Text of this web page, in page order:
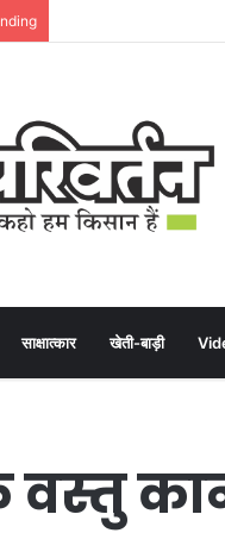
साक्षात्कार खेती-बाड़ी